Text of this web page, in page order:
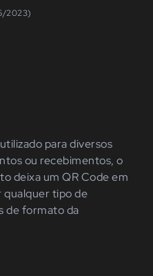
2023)
para diversos
ou recebimentos, o
deixa um QR Code em
qualquer tipo de
de formato da